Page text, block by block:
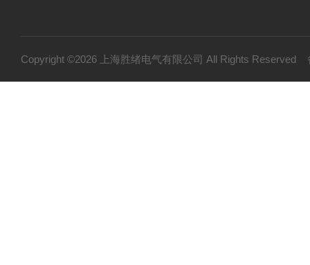
Copyright ©2026 上海胜绪电气有限公司 All Rights Reserved